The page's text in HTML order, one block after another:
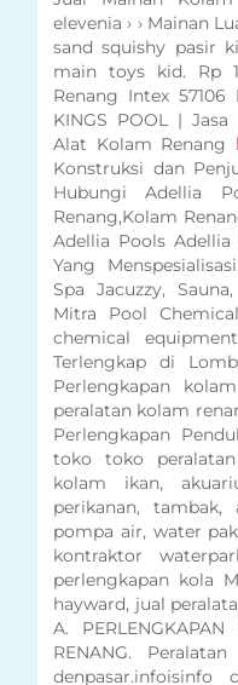
elevenia › › Mainan
sand squishy pasir
main toys kid. Rp
Renang Intex
KINGS POOL |
Alat Kolam Renang
Konstruksi dan
Hubungi Adellia
Renang,Kolam
Adellia Pools Adellia
Yang
Spa Jacuzzy,
Mitra Pool
chemical
Terlengkap di
Perlengkapan
peralatan kolam
Perlengkapan
toko toko
kolam ikan,
perikanan,
pompa air, water
kontraktor
perlengkapan kola
hayward, jual
A.
RENANG.